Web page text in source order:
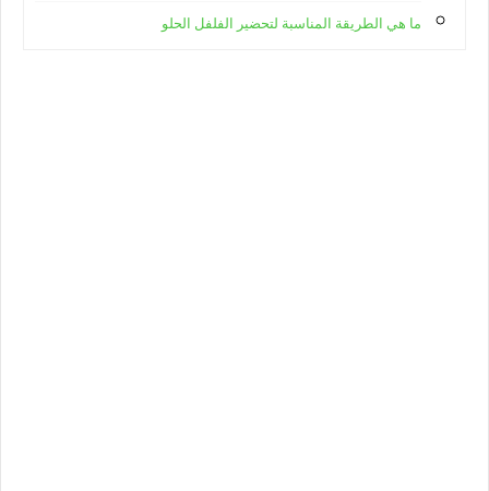
ما هي الطريقة المناسبة لتحضير الفلفل الحلو